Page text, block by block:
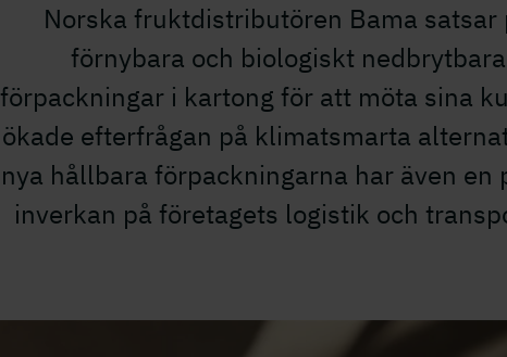
Norska fruktdistributören Bama satsar
förnybara och biologiskt nedbrytbara
förpackningar i kartong för att möta sina
ökade efterfrågan på klimatsmarta
nya hållbara förpackningarna har även en
inverkan på företagets logistik och